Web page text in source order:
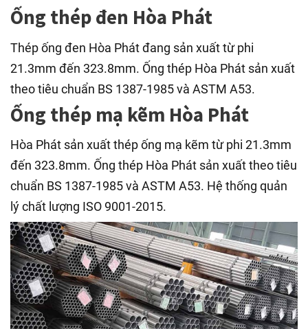
Ống thép đen Hòa Phát
Thép ống đen Hòa Phát đang sản xuất từ phi
21.3mm đến 323.8mm. Ống thép Hòa Phát sản xuất
theo tiêu chuẩn BS 1387-1985 và ASTM A53.
Ống thép mạ kẽm Hòa Phát
Hòa Phát sản xuất thép ống mạ kẽm từ phi 21.3mm
đến 323.8mm. Ống thép Hòa Phát sản xuất theo tiêu
chuẩn BS 1387-1985 và ASTM A53. Hệ thống quản
lý chất lượng ISO 9001-2015.